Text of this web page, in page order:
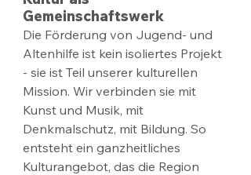
Gemeinschaftswerk
Die Förderung von Jugend- und
Altenhilfe ist kein isoliertes Projekt
- sie ist Teil unserer kulturellen
Mission. Wir verbinden sie mit
Kunst und Musik, mit
Denkmalschutz, mit Bildung. So
entsteht ein ganzheitliches
Kulturangebot, das die Region